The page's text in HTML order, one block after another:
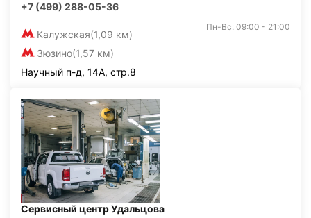
+7 (499) 288-05-36
Калужская(1,09 км)
Зюзино(1,57 км)
Пн-Вс: 09:00 - 21:00
Научный п-д, 14А, стр.8
Сервисный центр Удальцова